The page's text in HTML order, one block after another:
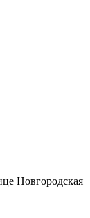
Новгородская